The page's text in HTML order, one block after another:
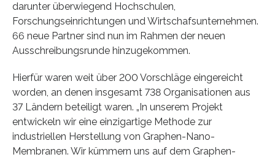
darunter überwiegend Hochschulen,
Forschungseinrichtungen und Wirtschafsunternehmen.
66 neue Partner sind nun im Rahmen der neuen
Ausschreibungsrunde hinzugekommen.
Hierfür waren weit über 200 Vorschläge eingereicht
worden, an denen insgesamt 738 Organisationen aus
37 Ländern beteiligt waren. „In unserem Projekt
entwickeln wir eine einzigartige Methode zur
industriellen Herstellung von Graphen-Nano-
Membranen. Wir kümmern uns auf dem Graphen-